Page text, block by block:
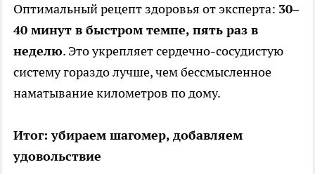
Оптимальный рецепт здоровья от эксперта: 30–
40 минут в быстром темпе, пять раз в
неделю. Это укрепляет сердечно-сосудистую
систему гораздо лучше, чем бессмысленное
наматывание километров по дому.
Итог: убираем шагомер, добавляем
удовольствие